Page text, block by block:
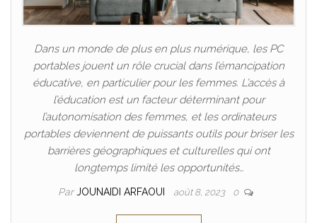
Dans un monde de plus en plus numérique, les PC
portables jouent un rôle crucial dans l’émancipation
éducative, en particulier pour les femmes. L’accès à
l’éducation est un facteur déterminant pour
l’autonomisation des femmes, et les ordinateurs
portables deviennent de puissants outils pour briser les
barrières géographiques et culturelles qui ont
longtemps limité les opportunités…
ParJOUNAIDI ARFAOUI août 8, 2023 0